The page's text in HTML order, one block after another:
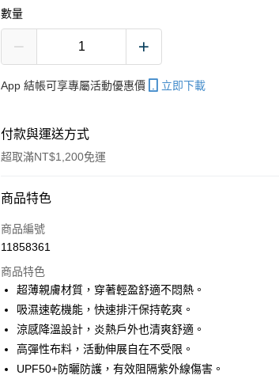
數量
App 結帳可享專屬活動優惠價 立即下載
付款與運送方式
超取滿NT$1,200免運
付款方式
信用卡一次付款
3 期 0 利率 每期NT$160
合作金庫商業銀行
第一商業銀行
華南商業銀行
彰化商業銀行
國泰世華商業銀行
兆豐國際商業銀行
臺灣中小企業銀行
台中商業銀行
超商取貨付款
街口支付
商品特色
商品編號
11858361
商品特色
超薄親膚材質，穿著輕盈舒適不悶熱。
吸濕速乾機能，快速排汗保持乾爽。
涼感降溫設計，炎熱戶外也清爽舒適。
高彈性布料，活動伸展自在不受限。
UPF50+防曬防護，有效阻隔紫外線傷害。